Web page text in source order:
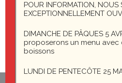
POUR INFORMATION, NOUS
EXCEPTIONNELLEMENT
DIMANCHE DE PÂQUES 5
proposerons un menu
boissons
LUNDI DE PENTECÔTE 25